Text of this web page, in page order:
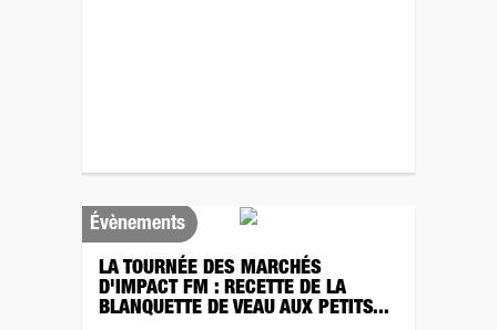
Évènements
LA TOURNÉE DES MARCHÉS
D'IMPACT FM : RECETTE DE LA
BLANQUETTE DE VEAU AUX PETITS...